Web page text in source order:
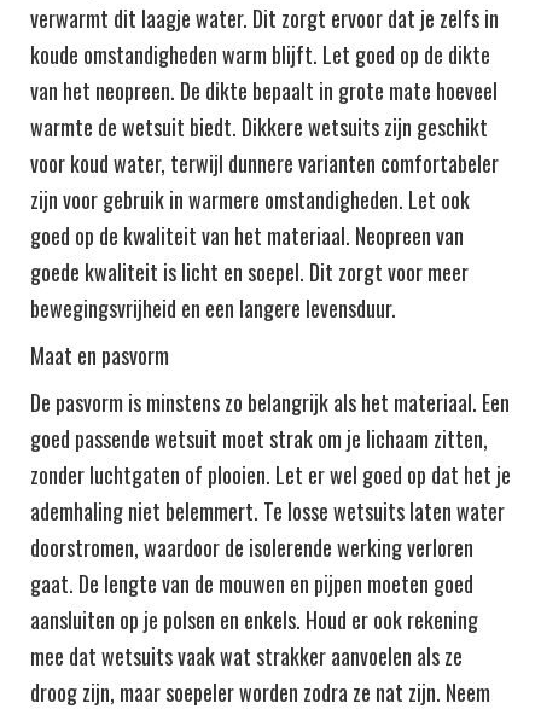
verwarmt dit laagje water. Dit zorgt ervoor dat je zelfs in
koude omstandigheden warm blijft. Let goed op de dikte
van het neopreen. De dikte bepaalt in grote mate hoeveel
warmte de wetsuit biedt. Dikkere wetsuits zijn geschikt
voor koud water, terwijl dunnere varianten comfortabeler
zijn voor gebruik in warmere omstandigheden. Let ook
goed op de kwaliteit van het materiaal. Neopreen van
goede kwaliteit is licht en soepel. Dit zorgt voor meer
bewegingsvrijheid en een langere levensduur.
Maat en pasvorm
De pasvorm is minstens zo belangrijk als het materiaal. Een
goed passende wetsuit moet strak om je lichaam zitten,
zonder luchtgaten of plooien. Let er wel goed op dat het je
ademhaling niet belemmert. Te losse wetsuits laten water
doorstromen, waardoor de isolerende werking verloren
gaat. De lengte van de mouwen en pijpen moeten goed
aansluiten op je polsen en enkels. Houd er ook rekening
mee dat wetsuits vaak wat strakker aanvoelen als ze
droog zijn, maar soepeler worden zodra ze nat zijn. Neem